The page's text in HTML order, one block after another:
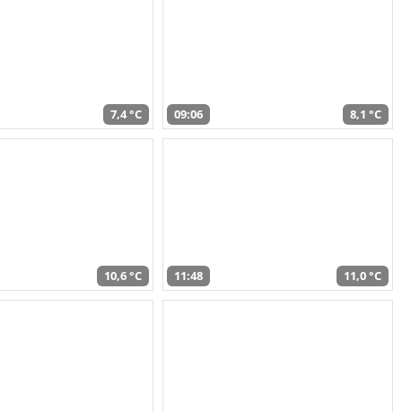
7,4 °C 09:06 8,1 °C
10,6 °C 11:48 11,0 °C